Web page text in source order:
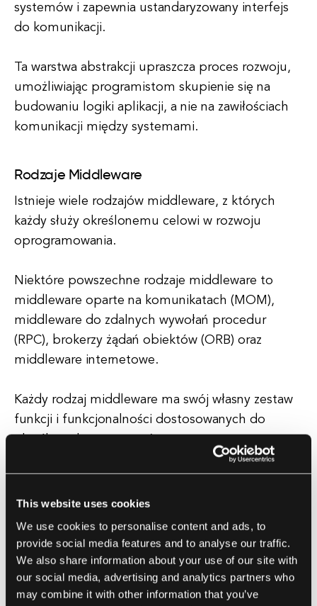
This website uses cookies
We use cookies to personalise content and ads, to
provide social media features and to analyse our traffic.
We also share information about your use of our site with
our social media, advertising and analytics partners who
may combine it with other information that you’ve
systemów i zapewnia ustandaryzowany interfejs
do komunikacji.
Ta warstwa abstrakcji upraszcza proces rozwoju,
umożliwiając programistom skupienie się na
budowaniu logiki aplikacji, a nie na zawiłościach
komunikacji między systemami.
Rodzaje Middleware
Istnieje wiele rodzajów middleware, z których
każdy służy określonemu celowi w rozwoju
oprogramowania.
Niektóre powszechne rodzaje middleware to
middleware oparte na komunikatach (MOM),
middleware do zdalnych wywołań procedur
(RPC), brokerzy żądań obiektów (ORB) oraz
middleware internetowe.
Każdy rodzaj middleware ma swój własny zestaw
funkcji i funkcjonalności dostosowanych do
oprogramowania, w tym poprawioną
interoperacyjność, skalowalność i elastyczność.
Zapewniając ustandaryzowany interfejs do